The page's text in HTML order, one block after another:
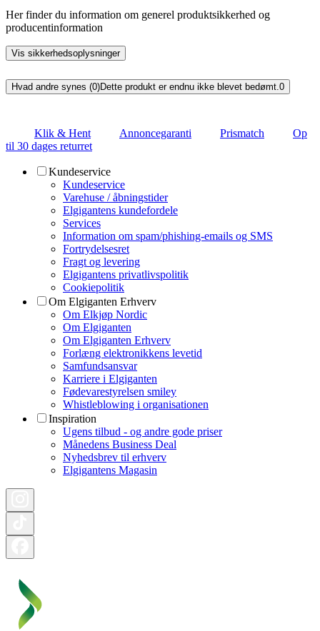
Her finder du information om generel produktsikkerhed og
producentinformation
Vis sikkerhedsoplysninger
Hvad andre synes (0)Dette produkt er endnu ikke blevet bedømt.0
Klik & Hent Annoncegaranti Prismatch
Op
til 30 dages returret
Kundeservice
Kundeservice
Varehuse / åbningstider
Elgigantens kundefordele
Services
Information om spam/phishing-emails og SMS
Fortrydelsesret
Fragt og levering
Elgigantens privatlivspolitik
Cookiepolitik
Om Elgiganten Erhverv
Om Elkjøp Nordic
Om Elgiganten
Om Elgiganten Erhverv
Forlæng elektronikkens levetid
Samfundsansvar
Karriere i Elgiganten
Fødevarestyrelsen smiley
Whistleblowing i organisationen
Inspiration
Ugens tilbud - og andre gode priser
Månedens Business Deal
Nyhedsbrev til erhverv
Elgigantens Magasin